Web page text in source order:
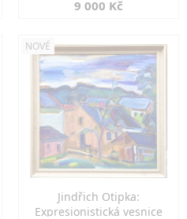
9 000 Kč
NOVÉ
Jindřich Otipka:
Expresionistická vesnice